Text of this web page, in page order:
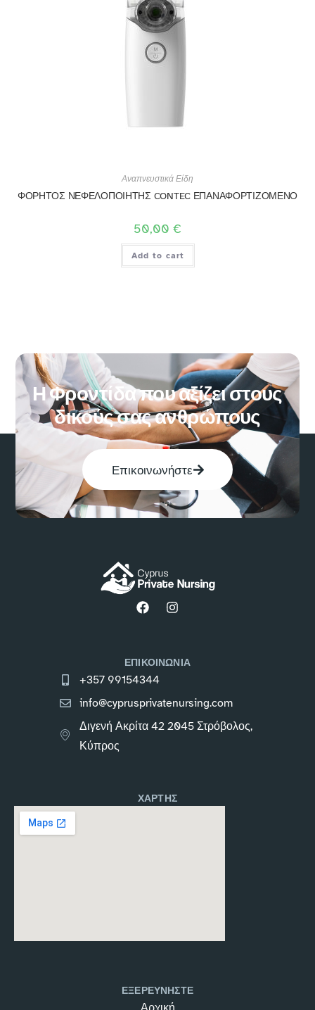
Αναπνευστικά Είδη
ΦΟΡΗΤΟΣ ΝΕΦΕΛΟΠΟΙΗΤΗΣ CONTEC ΕΠΑΝΑΦΟΡΤΙΖΟΜΕΝΟ
50,00 €
Add to cart
Η Φροντίδα που αξίζει στους
δικούς σας ανθρώπους
Επικοινωνήστε
ΕΠΙΚΟΙΝΩΝΙΑ
+357 99154344
info@cyprusprivatenursing.com
Διγενή Ακρίτα 42 2045 Στρόβολος,
Κύπρος
ΧΑΡΤΗΣ
ΕΞΕΡΕΥΝΗΣΤΕ